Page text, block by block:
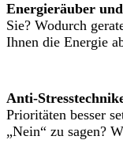
Energieräuber
Sie? Wodurch
Ihnen die Energie
Anti-
Prioritäten besser
„Nein“ zu sagen?